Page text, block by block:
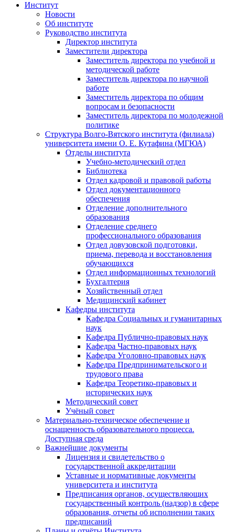
Институт
Новости
Об институте
Руководство института
Директор института
Заместители директора
Заместитель директора по учебной и
методической работе
Заместитель директора по научной
работе
Заместитель директора по общим
вопросам и безопасности
Заместитель директора по молодежной
политике
Структура Волго-Вятского института (филиала)
университета имени О. Е. Кутафина (МГЮА)
Отделы института
Учебно-методический отдел
Библиотека
Отдел кадровой и правовой работы
Отдел документационного
обеспечения
Отделение дополнительного
образования
Отделение среднего
профессионального образования
Отдел довузовской подготовки,
приема, перевода и восстановления
обучающихся
Отдел информационных технологий
Бухгалтерия
Хозяйственный отдел
Медицинский кабинет
Кафедры института
Кафедра Социальных и гуманитарных
наук
Кафедра Публично-правовых наук
Кафедра Частно-правовых наук
Кафедра Уголовно-правовых наук
Кафедра Предпринимательского и
трудового права
Кафедра Теоретико-правовых и
исторических наук
Методический совет
Учёный совет
Материально-техническое обеспечение и
оснащенность образовательного процесса.
Доступная среда
Важнейшие документы
Лицензия и свидетельство о
государственной аккредитации
Уставные и нормативные документы
университета и института
Предписания органов, осуществляющих
государственный контроль (надзор) в сфере
образования, отчеты об исполнении таких
предписаний